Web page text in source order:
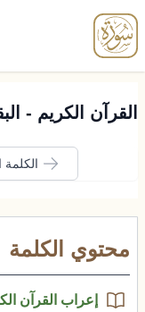
القرآن الكريم - البقرة -
الكلمة
محتوي الكلمة
إعراب القرآن